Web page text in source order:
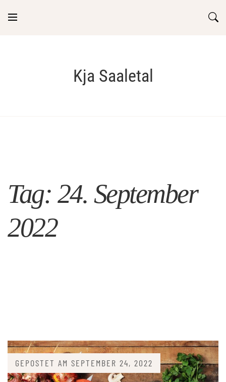
Kja Saaletal
Tag: 24. September
2022
GEPOSTET AM SEPTEMBER 24, 2022